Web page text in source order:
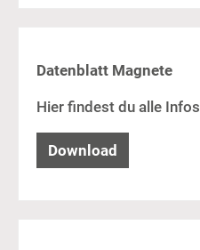
Datenblatt Magnete
Hier findest du alle
Download